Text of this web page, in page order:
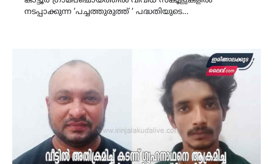
നടപ്പാക്കുന്ന ‘പച്ചത്തുരുത്ത് ‘ പദ്ധതിയുടെ…